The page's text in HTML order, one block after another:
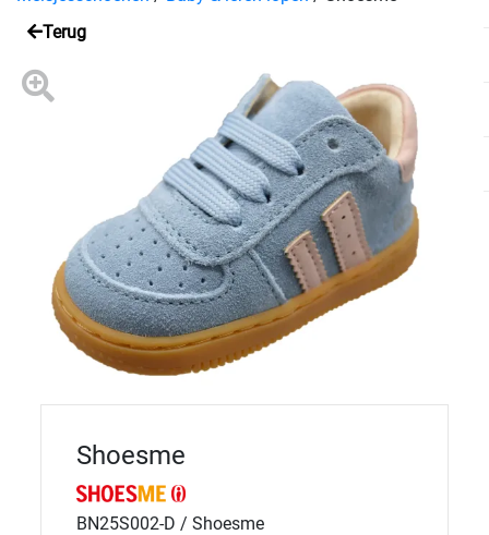
Terug
Shoesme
BN25S002-D / Shoesme